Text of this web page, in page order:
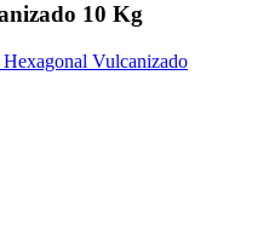
10 Kg
Vulcanizado